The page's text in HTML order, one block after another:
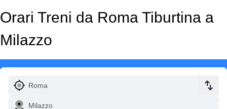
Orari Treni da Roma Tiburtina a
Milazzo